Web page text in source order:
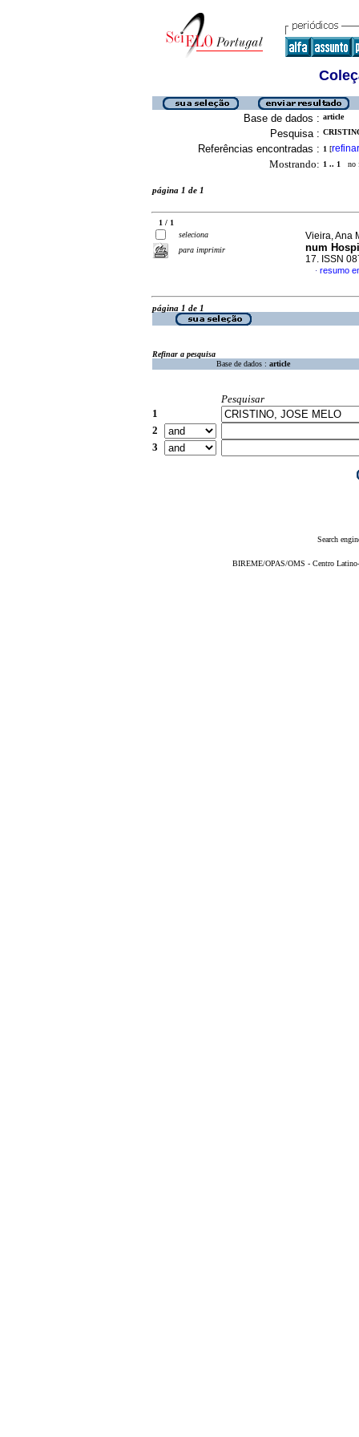
Base de dados : article
Pesquisa :
Referências encontradas : 1 [refinar
Mostrando: 1 .. 1 no
página 1 de 1
1 / 1
seleciona
para imprimir
Vieira, Ana
num
17. ISSN
· resumo
página 1 de 1
Refinar a pesquisa
Base de dados : article
Pesquisar
1
2
3
Search
BIREME/OPAS/OMS - Centro Latino-